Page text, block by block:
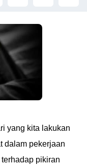
yang kita lakukan
dalam pekerjaan
pikiran